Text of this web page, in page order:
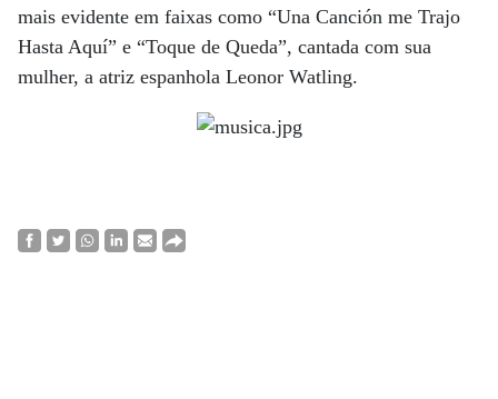
mais evidente em faixas como “Una Canción me Trajo
Hasta Aquí” e “Toque de Queda”, cantada com sua
mulher, a atriz espanhola Leonor Watling.